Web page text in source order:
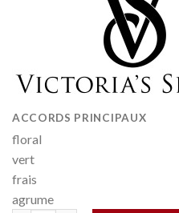
ACCORDS PRINCIPAUX
floral
vert
frais
agrume